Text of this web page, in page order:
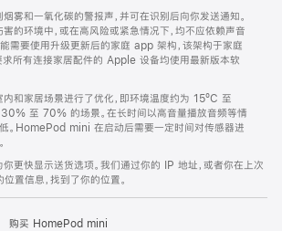
雾和一氧化碳的警报声，并可在识别后向你发送通知。
的环境中，或在高风险或紧急情况下，均不应依赖声音
需要使用升级更新后的家庭 app 架构，该架构于家庭
求所有连接家居配件的 Apple 设备均使用最新版本软
和家居场景进行了优化，即环境温度约为 15ºC 至
至 70% 的场景。在长时间以高音量播放音频等情
低。HomePod mini 在启动后需要一定时间对传感器进
你更快显示送货选项。我们通过你的 IP 地址，或者你在上次
置信息，找到了你的位置。
购买 HomePod mini